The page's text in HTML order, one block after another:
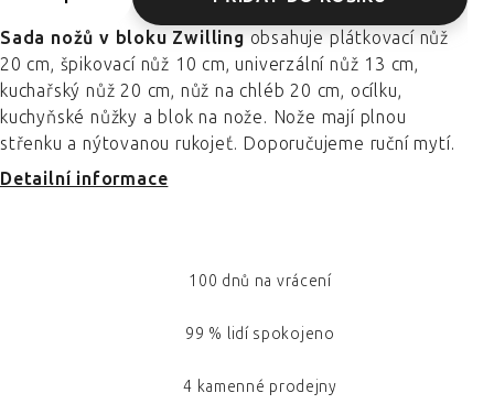
Sada nožů v bloku Zwilling obsahuje plátkovací nůž
20 cm, špikovací nůž 10 cm, univerzální nůž 13 cm,
kuchařský nůž 20 cm, nůž na chléb 20 cm, ocílku,
kuchyňské nůžky a blok na nože. Nože mají plnou
střenku a nýtovanou rukojeť. Doporučujeme ruční mytí.
Detailní informace
100 dnů na vrácení
99 % lidí spokojeno
4 kamenné prodejny